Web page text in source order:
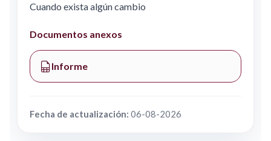
Cuando exista algún cambio
Documentos anexos
Informe
Fecha de actualización: 06-08-2026